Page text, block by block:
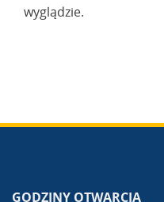
wyglądzie.
GODZINY OTWARCIA